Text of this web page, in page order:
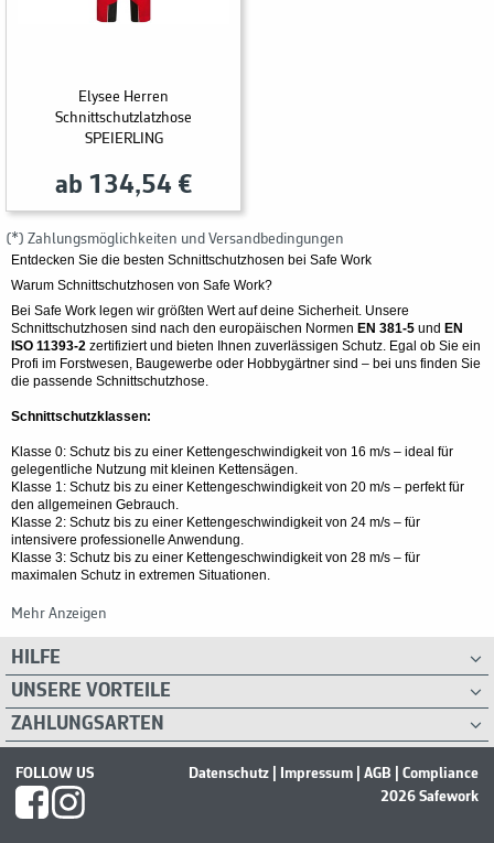
Elysee Herren
Schnittschutzlatzhose
SPEIERLING
ab 134,54 €
(*) Zahlungsmöglichkeiten und Versandbedingungen
Entdecken Sie die besten Schnittschutzhosen bei Safe Work
Warum Schnittschutzhosen von Safe Work?
Bei Safe Work legen wir größten Wert auf deine Sicherheit. Unsere
Schnittschutzhosen sind nach den europäischen Normen EN 381-5 und EN
ISO 11393-2 zertifiziert und bieten Ihnen zuverlässigen Schutz. Egal ob Sie ein
Profi im Forstwesen, Baugewerbe oder Hobbygärtner sind – bei uns finden Sie
die passende Schnittschutzhose.
Schnittschutzklassen:
Klasse 0: Schutz bis zu einer Kettengeschwindigkeit von 16 m/s – ideal für
gelegentliche Nutzung mit kleinen Kettensägen.
Klasse 1: Schutz bis zu einer Kettengeschwindigkeit von 20 m/s – perfekt für
den allgemeinen Gebrauch.
Klasse 2: Schutz bis zu einer Kettengeschwindigkeit von 24 m/s – für
intensivere professionelle Anwendung.
Klasse 3: Schutz bis zu einer Kettengeschwindigkeit von 28 m/s – für
maximalen Schutz in extremen Situationen.
Beinschutzklassen:
Typ A:
Typ A ist für professionelle Waldarbeiter gedacht, die besonders
gut geschult sind. Diese Schutzkleidung schützt die komplette
Vorderseite der Hose, zusätzlich 5 cm auf der Innenseite des
rechten Beins und 5 cm auf der Außenseite des linken Beins.
Der Schutzbereich beginnt maximal 5 cm über dem unteren
Ende der Hose und endet 20 cm über dem Schritt. Beim
Mehr Anzeigen
HILFE
UNSERE VORTEILE
ZAHLUNGSARTEN
FOLLOW US Datenschutz Impressum AGB
Compliance
2026 Safework